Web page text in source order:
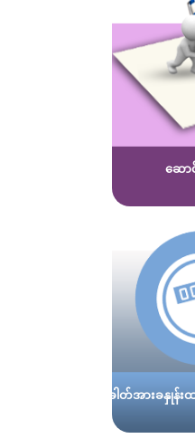
ဆောင်
ဓါတ်အားခနှုန်း